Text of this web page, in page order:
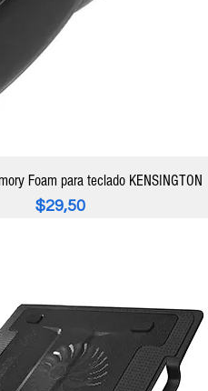
Foam para teclado KENSINGTON
Precio
$29,50